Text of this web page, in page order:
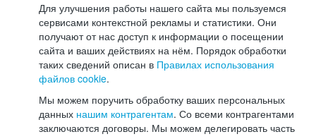
Для улучшения работы нашего сайта мы пользуемся
сервисами контекстной рекламы и статистики. Они
получают от нас доступ к информации о посещении
сайта и ваших действиях на нём. Порядок обработки
таких сведений описан в Правилах использования
файлов cookie.
Мы можем поручить обработку ваших персональных
данных нашим контрагентам. Со всеми контрагентами
заключаются договоры. Мы можем делегировать часть